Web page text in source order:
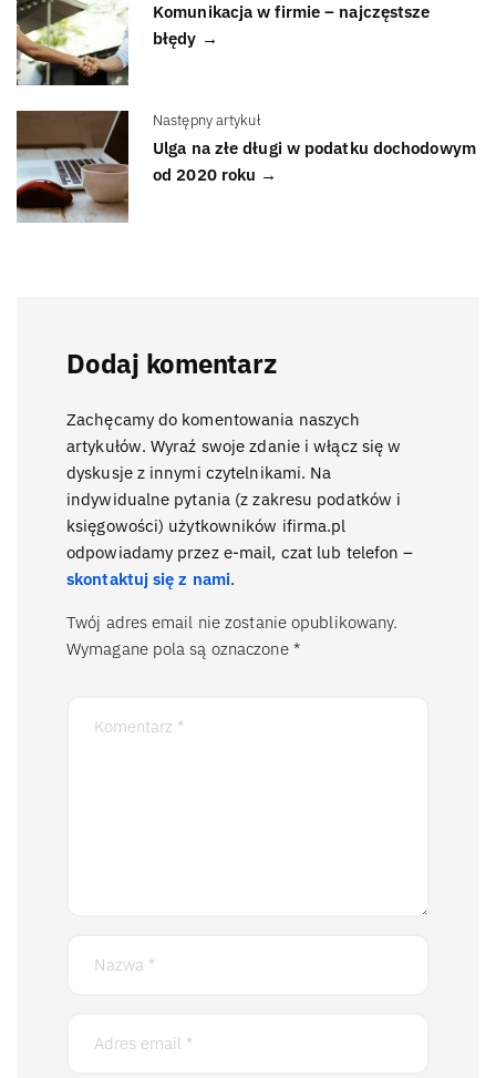
Komunikacja w firmie – najczęstsze
błędy →
Następny artykuł
Ulga na złe długi w podatku dochodowym
od 2020 roku →
Dodaj komentarz
Zachęcamy do komentowania naszych
artykułów. Wyraź swoje zdanie i włącz się w
dyskusje z innymi czytelnikami. Na
indywidualne pytania (z zakresu podatków i
księgowości) użytkowników ifirma.pl
odpowiadamy przez e-mail, czat lub telefon –
skontaktuj się z nami.
Twój adres email nie zostanie opublikowany.
Wymagane pola są oznaczone *